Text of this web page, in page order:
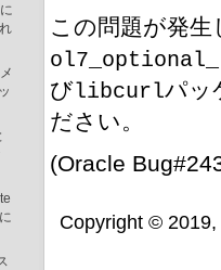
この問題が発
びlibcurlパッ
ださい。
(Oracle
Copyright ©